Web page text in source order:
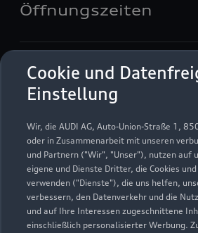
Cookie und
Einstellung
Wir, die AUDI AG, Auto-Union-Straße 1,
oder in Zusammenarbeit mit unseren
und Partnern ("Wir", "Unser"), nutzen auf
eigene und Dienste Dritter, die Cookies
verwenden ("Dienste"), die uns helfen,
verbessern, den Datenverkehr und die
und auf Ihre Interessen zugeschnittene
einschließlich personalisierter Werbung.
Öffnungszeiten
Geschlossen ,öffnet am
Geschlossen ,öffnet am
Verkauf
Geschlossen,öffnet am